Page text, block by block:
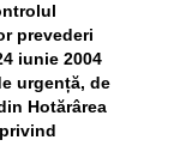
prevederi
iunie 2004
urgență, de
Hotărârea